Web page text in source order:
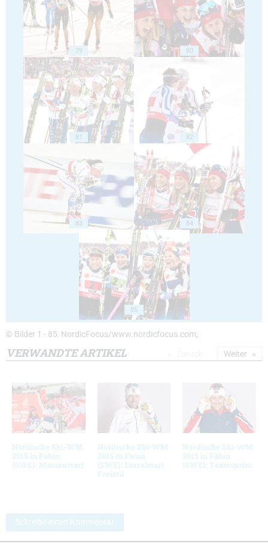
79 80
81 82
83 84
85
© Bilder 1 - 85: NordicFocus/www.nordicfocus.com;
VERWANDTE ARTIKEL
Nordische Ski-WM
2015 in Falun
(SWE): Massenstart
Nordische Ski-WM
2015 in Falun
(SWE): Einzelstart
Freistil
Nordische Ski-WM
2015 in Falun
(SWE): Teamsprint
Weiter
Schreibe einen Kommentar